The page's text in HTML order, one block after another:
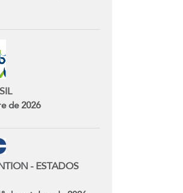
de 2026
- ESTADOS